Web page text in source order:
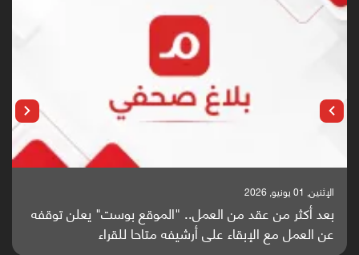
الإثنين, 01 يونيو, 2026
بعد أكثر من عقد من العمل.. "الموقع بوست" يعلن توقفه
عن العمل مع الإبقاء على أرشيفه متاحا للقراء